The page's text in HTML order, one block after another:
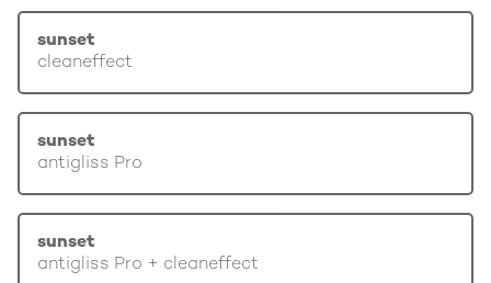
sunset
cleaneffect
sunset
antigliss Pro
sunset
antigliss Pro + cleaneffect